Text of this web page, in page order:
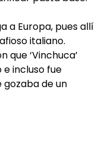
a Europa, pues allí
italiano.
que ‘Vinchuca’
incluso fue
de un